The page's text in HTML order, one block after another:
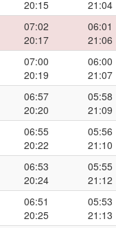
20:15
21:04
07:02
20:17
06:01
21:06
07:00
20:19
06:00
21:07
06:57
20:20
05:58
21:09
06:55
20:22
05:56
21:10
06:53
20:24
05:55
21:12
06:51
20:25
05:53
21:13